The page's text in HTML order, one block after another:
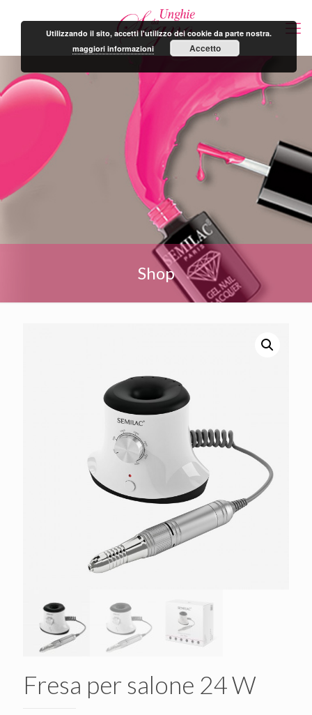
Shop
Fresa per salone 24 W
Utilizzando il sito, accetti l'utilizzo dei cookie da parte nostra.
maggiori informazioni
Accetto